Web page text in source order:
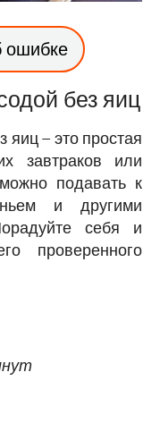
ошибке
без яиц
– это простая
завтраков или
подавать к
и другими
себя и
проверенного